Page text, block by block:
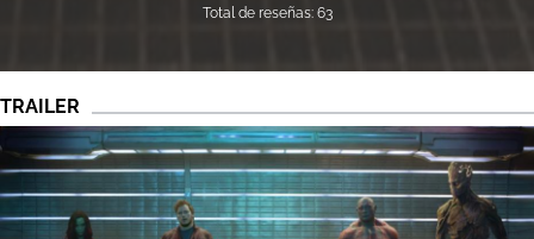
Total de reseñas: 63
TRAILER